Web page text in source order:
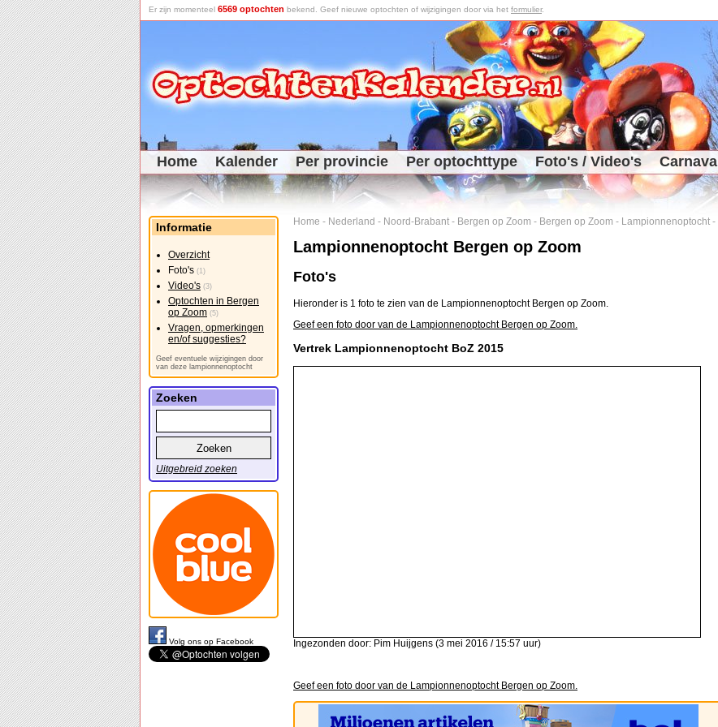
Er zijn momenteel 6569 optochten bekend. Geef nieuwe optochten of wijzigingen door via het formulier.
Home Kalender Per provincie Per optochttype Foto's / Video's Carnaval
Home - Nederland - Noord-Brabant - Bergen op Zoom - Bergen op Zoom - Lampionnenoptocht -
Lampionnenoptocht Bergen op Zoom
Foto's
Hieronder is 1 foto te zien van de Lampionnenoptocht Bergen op Zoom.
Geef een foto door van de Lampionnenoptocht Bergen op Zoom.
Vertrek Lampionnenoptocht BoZ 2015
Ingezonden door: Pim Huijgens (3 mei 2016 / 15:57 uur)
Geef een foto door van de Lampionnenoptocht Bergen op Zoom.
Informatie
Overzicht
Foto's (1)
Video's (3)
Optochten in Bergen
op Zoom (5)
Vragen, opmerkingen
en/of suggesties?
Geef eventuele wijzigingen door
van deze lampionnenoptocht
Zoeken
Uitgebreid zoeken
Volg ons op Facebook